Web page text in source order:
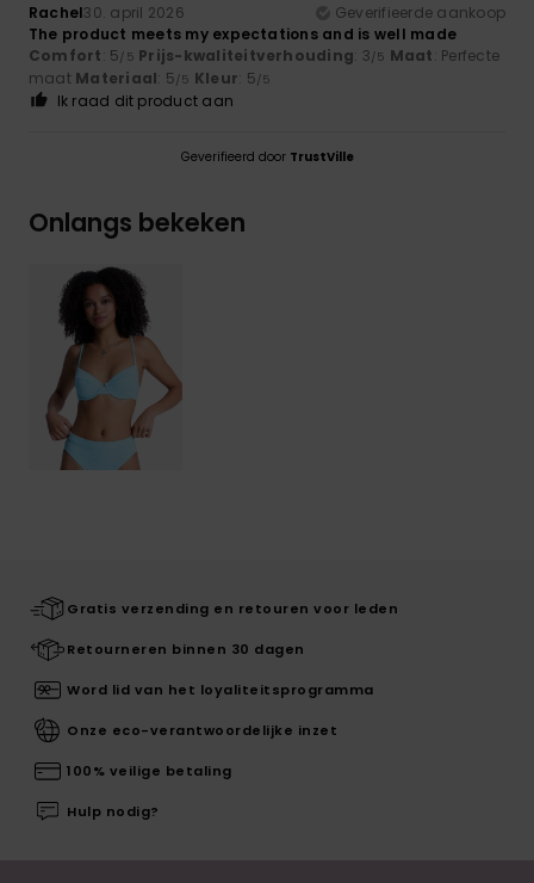
Rachel30. april 2026
Geverifieerde aankoop
The product meets my expectations and is well made
Comfort: 5/5 Prijs-kwaliteitverhouding: 3/5 Maat: Perfecte
maat Materiaal: 5/5 Kleur: 5/5
Ik raad dit product aan
Geverifieerd door TrustVille
Onlangs bekeken
Gratis verzending en retouren voor leden
Retourneren binnen 30 dagen
Word lid van het loyaliteitsprogramma
Onze eco-verantwoordelijke inzet
100% veilige betaling
Hulp nodig?